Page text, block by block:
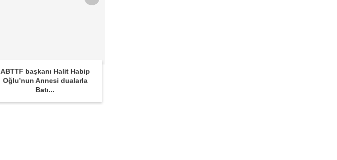
ABTTF başkanı Halit Habip
Oğlu’nun Annesi dualarla
Batı...